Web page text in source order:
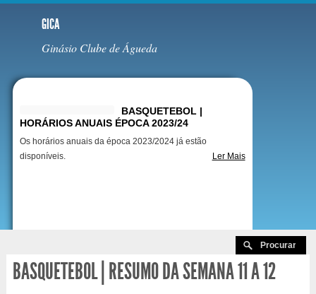
GICA
Ginásio Clube de Águeda
BASQUETEBOL |
HORÁRIOS ANUAIS ÉPOCA 2023/24
Os horários anuais da época 2023/2024 já estão
disponíveis.
Ler Mais
BASQUETEBOL | RESUMO DA SEMANA 11 A 12